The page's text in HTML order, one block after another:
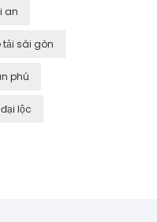
an
tải sài gòn
phú
lộc